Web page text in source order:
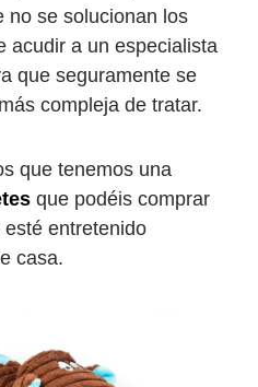
no se solucionan los
acudir a un especialista
que seguramente se
compleja de tratar.
que tenemos una
que podéis comprar
entretenido
casa.